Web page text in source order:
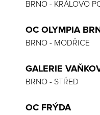
BRNO - KRÁLOVO
OC OLYMPIA
BRNO - MODŘICE
GALERIE
BRNO - STŘED
OC FRÝDA